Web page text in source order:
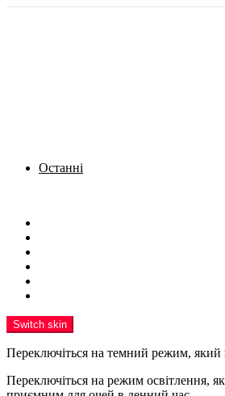
Останні
Switch skin
Переключіться на темний режим, який
Переключіться на режим освітлення,